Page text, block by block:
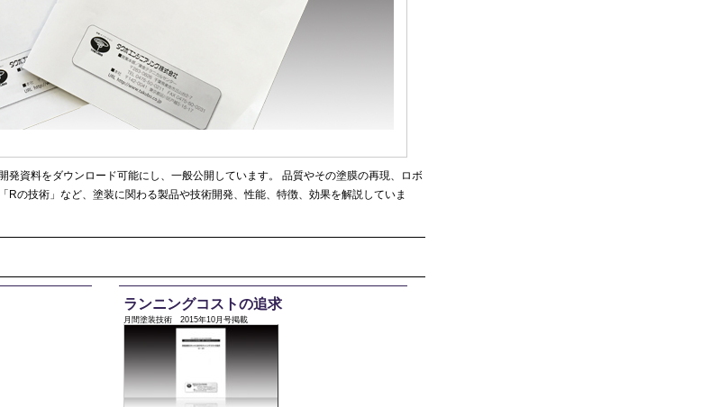
発資料をダウンロード可能にし、一般公開しています。 品質やその塗膜の再現、ロボ
Rの技術」など、塗装に関わる製品や技術開発、性能、特徴、効果を解説していま
ランニングコストの追求
月間塗装技術 2015年10月号掲載